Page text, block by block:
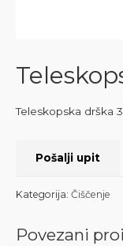
Teleskopska drška
Pošalji upit
Kategorija: Čiščenje
Povezani